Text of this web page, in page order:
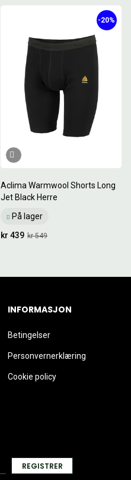
Aclima Warmwool Shorts Long
Jet Black Herre
På lager
-20%
kr 549
kr 439
INFORMASJON
Betingelser
Personvernerklæring
Cookie policy
REGISTRER